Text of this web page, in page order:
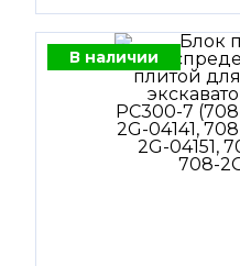
В наличии